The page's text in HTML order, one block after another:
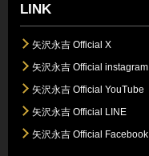
LINK
矢沢永吉 Official X
矢沢永吉 Official instagram
矢沢永吉 Official YouTube
矢沢永吉 Official LINE
矢沢永吉 Official Facebook